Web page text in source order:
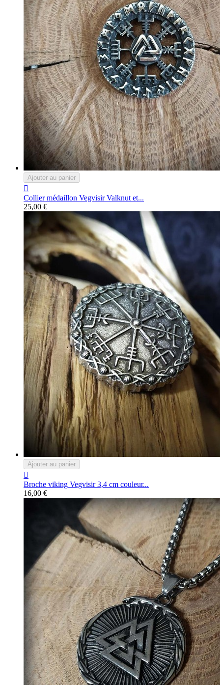
Ajouter au panier

Collier médaillon Vegvisir Valknut et...
25,00 €
Ajouter au panier

Broche viking Vegvisir 3,4 cm couleur...
16,00 €